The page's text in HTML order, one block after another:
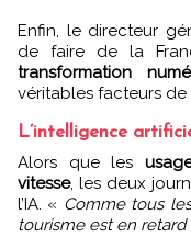
Enfin, le directeur
de faire de la
transformation
véritables facteurs de
L’intelligence
Alors que les
vitesse, les deux
l’IA. « Comme tous
tourisme est en retard